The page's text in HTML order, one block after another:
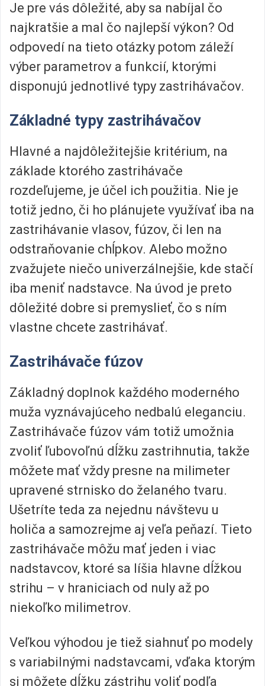
Je pre vás dôležité, aby sa nabíjal čo
najkratšie a mal čo najlepší výkon? Od
odpovedí na tieto otázky potom záleží
výber parametrov a funkcií, ktorými
disponujú jednotlivé typy zastrihávačov.
Základné typy zastrihávačov
Hlavné a najdôležitejšie kritérium, na
základe ktorého zastrihávače
rozdeľujeme, je účel ich použitia. Nie je
totiž jedno, či ho plánujete využívať iba na
zastrihávanie vlasov, fúzov, či len na
odstraňovanie chĺpkov. Alebo možno
zvažujete niečo univerzálnejšie, kde stačí
iba meniť nadstavce. Na úvod je preto
dôležité dobre si premyslieť, čo s ním
vlastne chcete zastrihávať.
Zastrihávače fúzov
Základný doplnok každého moderného
muža vyznávajúceho nedbalú eleganciu.
Zastrihávače fúzov vám totiž umožnia
zvoliť ľubovoľnú dĺžku zastrihnutia, takže
môžete mať vždy presne na milimeter
upravené strnisko do želaného tvaru.
Ušetríte teda za nejednu návštevu u
holiča a samozrejme aj veľa peňazí. Tieto
zastrihávače môžu mať jeden i viac
nadstavcov, ktoré sa líšia hlavne dĺžkou
strihu – v hraniciach od nuly až po
niekoľko milimetrov.
Veľkou výhodou je tiež siahnuť po modely
s variabilnými nadstavcami, vďaka ktorým
si môžete dĺžku zástrihu voliť podľa